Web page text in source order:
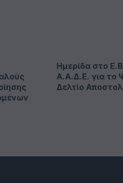
Ημερίδα στο
Α.Α.Δ.Ε. για το
Δελτίο